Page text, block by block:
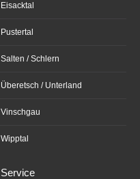
Eisacktal
Pustertal
Salten / Schlern
Überetsch / Unterland
Vinschgau
Wipptal
Service